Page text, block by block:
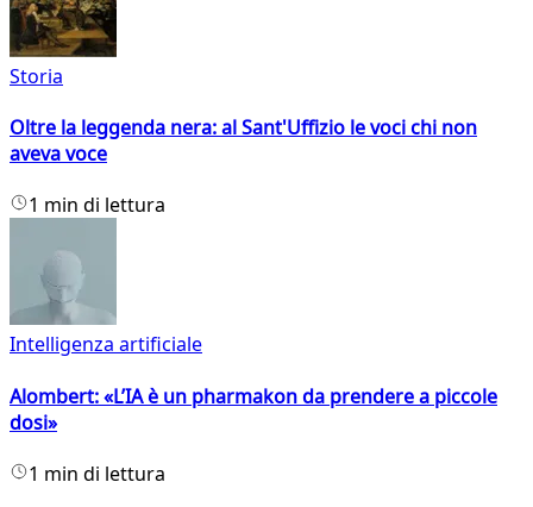
Storia
Oltre la leggenda nera: al Sant'Uffizio le voci chi non
aveva voce
1 min di lettura
Intelligenza artificiale
Alombert: «L’IA è un pharmakon da prendere a piccole
dosi»
1 min di lettura